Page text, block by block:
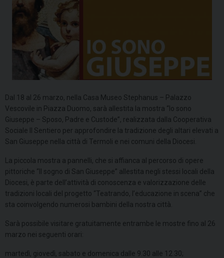
Dal 18 al 26 marzo, nella Casa Museo Stephanus – Palazzo
Vescovile in Piazza Duomo, sarà allestita la mostra “Io sono
Giuseppe – Sposo, Padre e Custode”, realizzata dalla Cooperativa
Sociale Il Sentiero per approfondire la tradizione degli altari elevati a
San Giuseppe nella città di Termoli e nei comuni della Diocesi.
La piccola mostra a pannelli, che si affianca al percorso di opere
pittoriche “Il sogno di San Giuseppe” allestita negli stessi locali della
Diocesi, è parte dell’attività di conoscenza e valorizzazione delle
tradizioni locali del progetto “Teatrando, l’educazione in scena” che
sta coinvolgendo numerosi bambini della nostra città.
Sarà possibile visitare gratuitamente entrambe le mostre fino al 26
marzo nei seguenti orari:
martedì, giovedì, sabato e domenica dalle 9.30 alle 12.30;